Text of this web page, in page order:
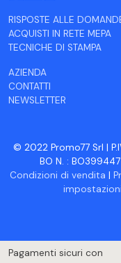
RISPOSTE ALLE
ACQUISTI IN RETE MEPA
TECNICHE DI STAMPA
AZIENDA
CONTATTI
NEWSLETTER
© 2022 Promo77 Srl |
BO N. :
Condizioni di vendita |
Pagamenti sicuri con